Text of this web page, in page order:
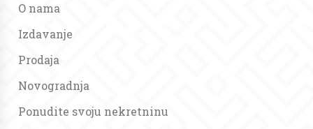
O nama
Izdavanje
Prodaja
Novogradnja
Ponudite svoju nekretninu